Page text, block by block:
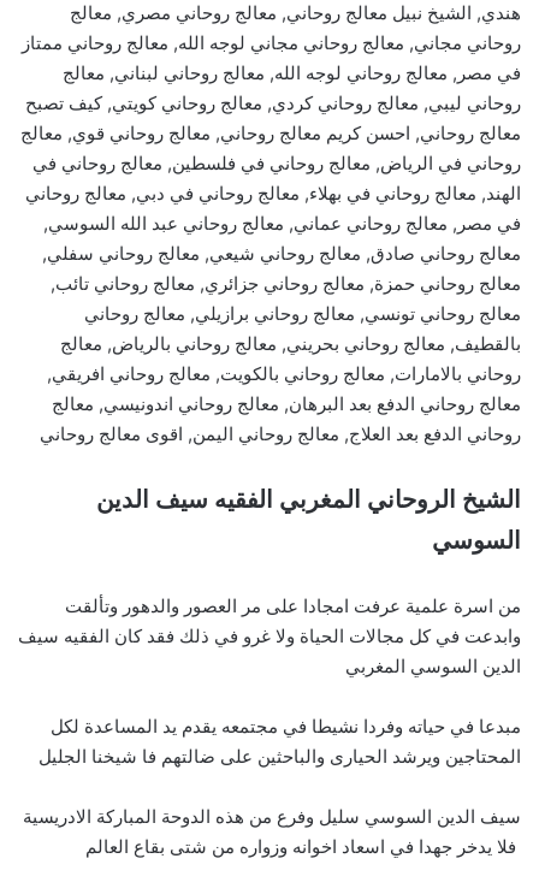
هندي, الشيخ نبيل معالج روحاني, معالج روحاني مصري, معالج
روحاني مجاني, معالج روحاني مجاني لوجه الله, معالج روحاني ممتاز
في مصر, معالج روحاني لوجه الله, معالج روحاني لبناني, معالج
روحاني ليبي, معالج روحاني كردي, معالج روحاني كويتي, كيف تصبح
معالج روحاني, احسن كريم معالج روحاني, معالج روحاني قوي, معالج
روحاني في الرياض, معالج روحاني في فلسطين, معالج روحاني في
الهند, معالج روحاني في بهلاء, معالج روحاني في دبي, معالج روحاني
في مصر, معالج روحاني عماني, معالج روحاني عبد الله السوسي,
معالج روحاني صادق, معالج روحاني شيعي, معالج روحاني سفلي,
معالج روحاني حمزة, معالج روحاني جزائري, معالج روحاني تائب,
معالج روحاني تونسي, معالج روحاني برازيلي, معالج روحاني
بالقطيف, معالج روحاني بحريني, معالج روحاني بالرياض, معالج
روحاني بالامارات, معالج روحاني بالكويت, معالج روحاني افريقي,
معالج روحاني الدفع بعد البرهان, معالج روحاني اندونيسي, معالج
روحاني الدفع بعد العلاج, معالج روحاني اليمن, اقوى معالج روحاني
الشيخ الروحاني المغربي الفقيه سيف الدين
السوسي
من اسرة علمية عرفت امجادا على مر العصور والدهور وتألقت
وابدعت في كل مجالات الحياة ولا غرو في ذلك فقد كان الفقيه سيف
الدين السوسي المغربي
مبدعا في حياته وفردا نشيطا في مجتمعه يقدم يد المساعدة لكل
المحتاجين ويرشد الحيارى والباحثين على ضالتهم فا شيخنا الجليل
سيف الدين السوسي سليل وفرع من هذه الدوحة المباركة الادريسية
فلا يدخر جهدا في اسعاد اخوانه وزواره من شتى بقاع العالم